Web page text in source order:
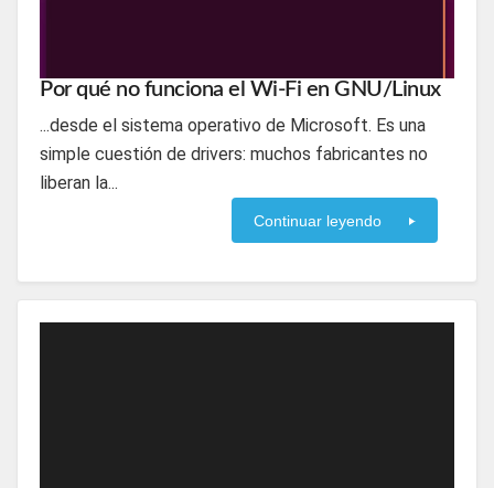
Por qué no funciona el Wi-Fi en GNU/Linux
...desde el sistema operativo de Microsoft. Es una
simple cuestión de drivers: muchos fabricantes no
liberan la...
Continuar leyendo